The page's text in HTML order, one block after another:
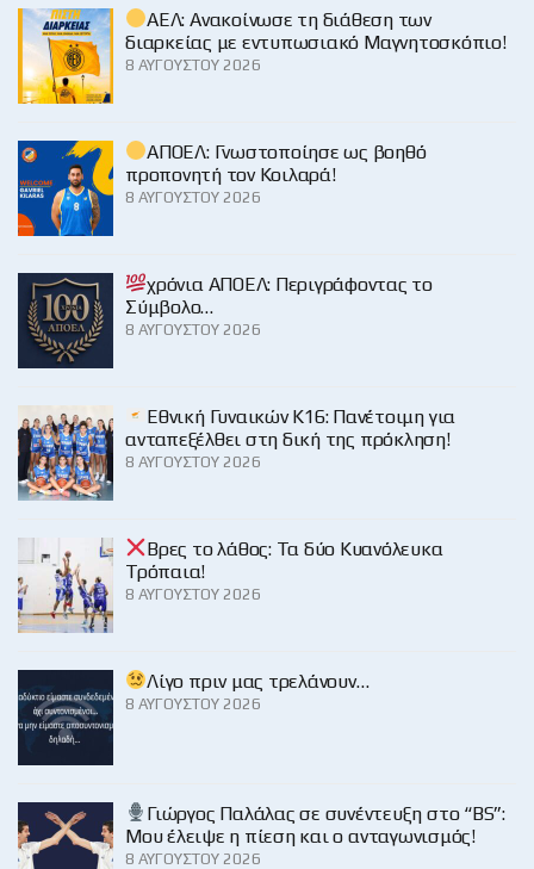
ΑΕΛ: Ανακοίνωσε τη διάθεση των
διαρκείας με εντυπωσιακό Μαγνητοσκόπιο!
8 ΑΥΓΟΎΣΤΟΥ 2026
ΑΠΟΕΛ: Γνωστοποίησε ως βοηθό
προπονητή τον Κοιλαρά!
8 ΑΥΓΟΎΣΤΟΥ 2026
χρόνια ΑΠΟΕΛ: Περιγράφοντας το
Σύμβολο…
8 ΑΥΓΟΎΣΤΟΥ 2026
Εθνική Γυναικών Κ16: Πανέτοιμη για
ανταπεξέλθει στη δική της πρόκληση!
8 ΑΥΓΟΎΣΤΟΥ 2026
Βρες το λάθος: Τα δύο Κυανόλευκα
Τρόπαια!
8 ΑΥΓΟΎΣΤΟΥ 2026
Λίγο πριν μας τρελάνουν…
8 ΑΥΓΟΎΣΤΟΥ 2026
Γιώργος Παλάλας σε συνέντευξη στο “BS”:
Μου έλειψε η πίεση και ο ανταγωνισμός!
8 ΑΥΓΟΎΣΤΟΥ 2026